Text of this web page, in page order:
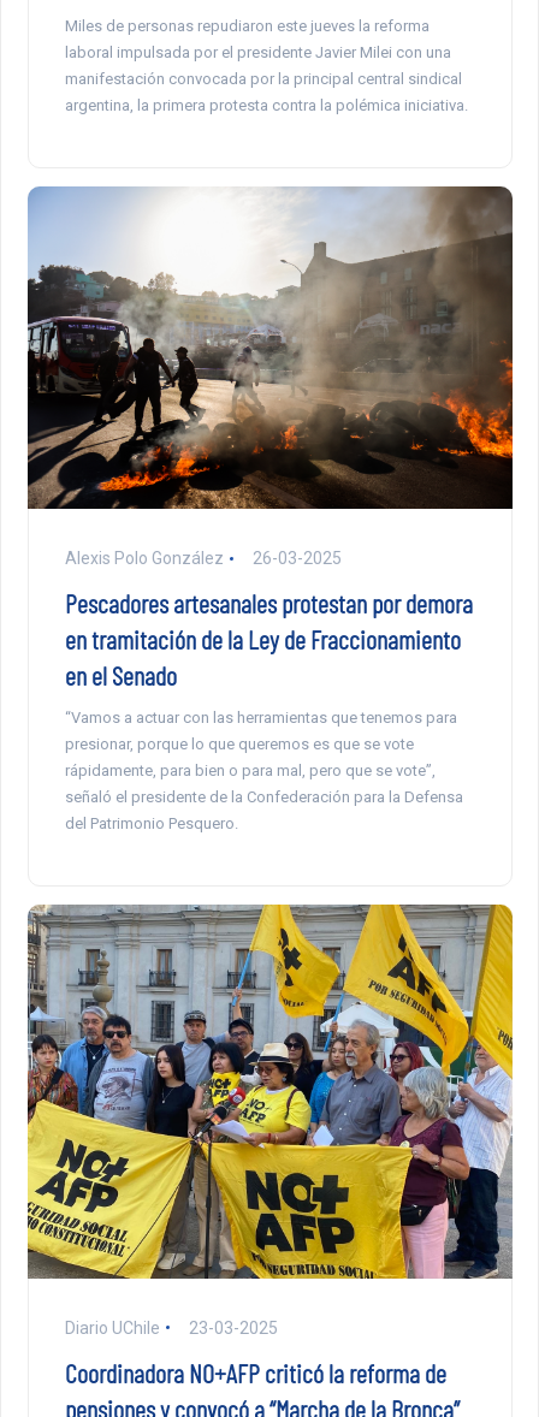
Miles de personas repudiaron este jueves la reforma
laboral impulsada por el presidente Javier Milei con una
manifestación convocada por la principal central sindical
argentina, la primera protesta contra la polémica iniciativa.
Alexis Polo González 26-03-2025
Pescadores artesanales protestan por demora
en tramitación de la Ley de Fraccionamiento
en el Senado
“Vamos a actuar con las herramientas que tenemos para
presionar, porque lo que queremos es que se vote
rápidamente, para bien o para mal, pero que se vote”,
señaló el presidente de la Confederación para la Defensa
del Patrimonio Pesquero.
Diario UChile 23-03-2025
Coordinadora NO+AFP criticó la reforma de
pensiones y convocó a “Marcha de la Bronca”